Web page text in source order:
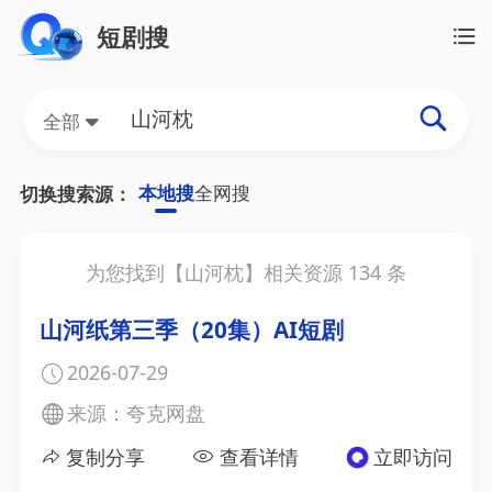
短剧搜
全部
切换搜索源： 本地搜全网搜
为您找到【山河枕】相关资源 134 条
山河纸第三季（20集）AI短剧
2026-07-29
来源：夸克网盘
复制分享
查看详情 立即访问